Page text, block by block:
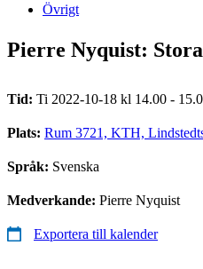
Övrigt
Pierre Nyquist:
Tid: Ti 2022-10-18 kl 14.00 -
Plats: Rum 3721, KTH,
Språk: Svenska
Medverkande: Pierre Nyquist
Exportera till kalender